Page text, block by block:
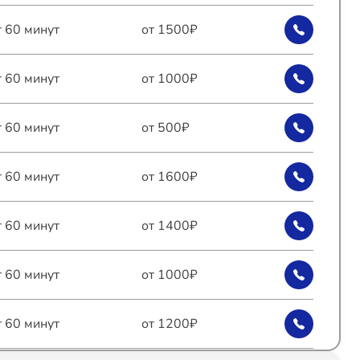
60 минут от 1500₽
60 минут от 1000₽
60 минут от 500₽
60 минут от 1600₽
60 минут от 1400₽
60 минут от 1000₽
60 минут от 1200₽